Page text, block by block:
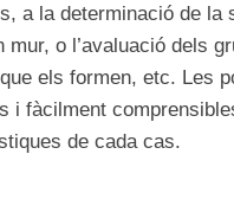
a la determinació de la
mur, o l’avaluació dels
els formen, etc. Les
i fàcilment
de cada cas.